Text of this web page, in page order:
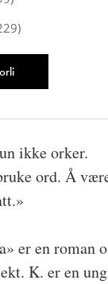
)
ikke orker.
ord. Å
er en roman
K. er en